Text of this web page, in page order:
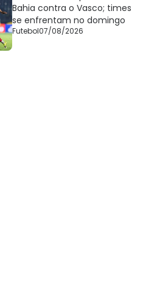
Bahia contra o Vasco; times
se enfrentam no domingo
Futebol07/08/2026